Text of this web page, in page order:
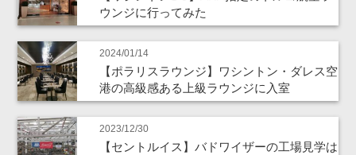
ウンジに行ってみた
2024/01/14
【ポラリスラウンジ】ワシントン・ダレス空
港の高級感ある上級ラウンジに入室
2023/12/30
【セントルイス】バドワイザーの工場見学は